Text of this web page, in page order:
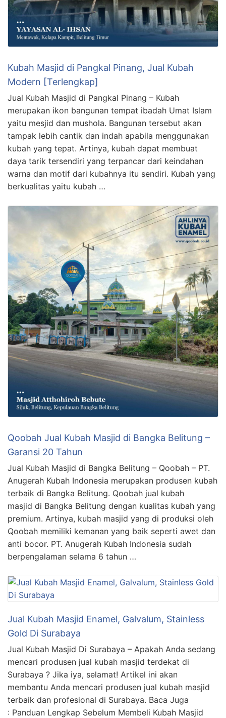
Kubah Masjid di Pangkal Pinang, Jual Kubah
Modern [Terlengkap]
Jual Kubah Masjid di Pangkal Pinang – Kubah
merupakan ikon bangunan tempat ibadah Umat Islam
yaitu mesjid dan mushola. Bangunan tersebut akan
tampak lebih cantik dan indah apabila menggunakan
kubah yang tepat. Artinya, kubah dapat membuat
daya tarik tersendiri yang terpancar dari keindahan
warna dan motif dari kubahnya itu sendiri. Kubah yang
berkualitas yaitu kubah …
Qoobah Jual Kubah Masjid di Bangka Belitung –
Garansi 20 Tahun
Jual Kubah Masjid di Bangka Belitung – Qoobah – PT.
Anugerah Kubah Indonesia merupakan produsen kubah
terbaik di Bangka Belitung. Qoobah jual kubah
masjid di Bangka Belitung dengan kualitas kubah yang
premium. Artinya, kubah masjid yang di produksi oleh
Qoobah memiliki kemanan yang baik seperti awet dan
anti bocor. PT. Anugerah Kubah Indonesia sudah
berpengalaman selama 6 tahun …
Jual Kubah Masjid Enamel, Galvalum, Stainless
Gold Di Surabaya
Jual Kubah Masjid Di Surabaya – Apakah Anda sedang
mencari produsen jual kubah masjid terdekat di
Surabaya ? Jika iya, selamat! Artikel ini akan
membantu Anda mencari produsen jual kubah masjid
terbaik dan profesional di Surabaya. Baca Juga
: Panduan Lengkap Sebelum Membeli Kubah Masjid